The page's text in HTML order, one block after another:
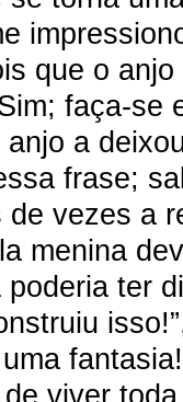
que o
faça-se
a
frase;
vezes a
menina
ter
viver